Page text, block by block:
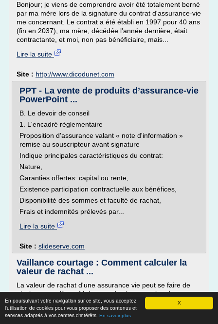
X
En poursuivant votre navigation sur ce site, vous acceptez
l'utilisation de cookies pour vous proposer des contenus et
services adaptés à vos centres d'intérêts. En savoir plus
Bonjour; je viens de comprendre avoir été totalement berné
par ma mère lors de la signature du contrat d'assurance-vie
me concernant. Le contrat a été établi en 1997 pour 40 ans
(fin en 2037), ma mère, décédée l'année dernière, était
contractante, et moi, non pas bénéficiaire, mais...
Lire la suite
Site : http://www.dicodunet.com
PPT - La vente de produits d’assurance-vie
PowerPoint ...
B. Le devoir de conseil
1. L'encadré réglementaire
Proposition d'assurance valant « note d'information »
remise au souscripteur avant signature
Indique principales caractéristiques du contrat:
Nature,
Garanties offertes: capital ou rente,
Existence participation contractuelle aux bénéfices,
Disponibilité des sommes et faculté de rachat,
Frais et indemnités prélevés par...
Lire la suite
Site : slideserve.com
Vaillance courtage : Comment calculer la
valeur de rachat ...
La valeur de rachat d'une assurance vie peut se faire de
plusieurs manières. Mais nous devrions savoir qu'en
matière d'assurance vie le rachat correspond à la part des
montants récupéré par le contractant. Lorsque vous
réalisez un rachat total sur un contrat d'assurance-vie,